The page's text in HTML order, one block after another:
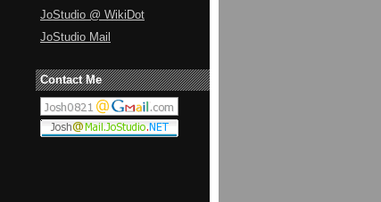
JoStudio @ WikiDot
JoStudio Mail
Contact Me